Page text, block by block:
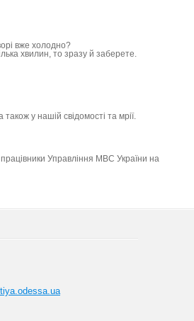
вже холодно?
хвилин, то зразу й заберете.
у нашій свідомості та мрії.
Управління МВС України на